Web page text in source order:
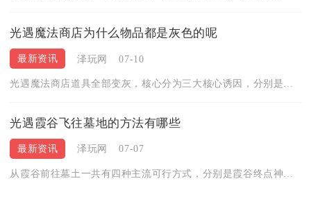
光遇魔法商店为什么物品都是灰色的呢
最新资讯 泽玩网 07-10
光遇霞谷飞往墓地的方法有哪些
最新资讯 泽玩网 07-07